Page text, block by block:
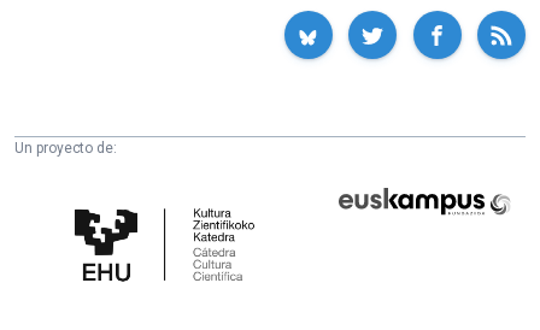
Un proyecto de:
Cultura
Científica
Fundazioa